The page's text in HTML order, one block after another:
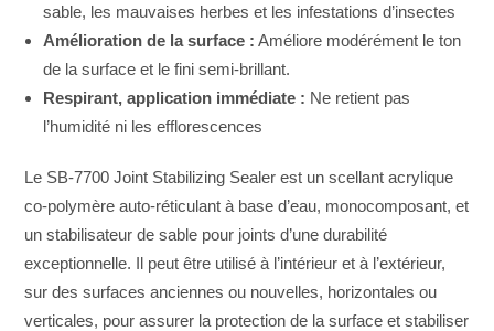
sable, les mauvaises herbes et les infestations d’insectes
Amélioration de la surface : Améliore modérément le ton
de la surface et le fini semi-brillant.
Respirant, application immédiate : Ne retient pas
l’humidité ni les efflorescences
Le SB-7700 Joint Stabilizing Sealer est un scellant acrylique
co-polymère auto-réticulant à base d’eau, monocomposant, et
un stabilisateur de sable pour joints d’une durabilité
exceptionnelle. Il peut être utilisé à l’intérieur et à l’extérieur,
sur des surfaces anciennes ou nouvelles, horizontales ou
verticales, pour assurer la protection de la surface et stabiliser